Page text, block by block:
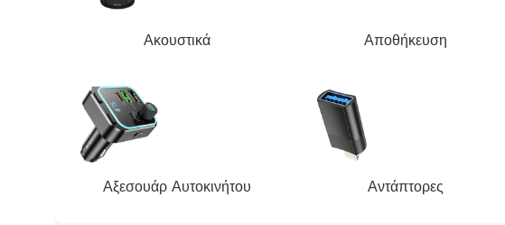
Ακουστικά Αποθήκευση
Αξεσουάρ Αυτοκινήτου Αντάπτορες